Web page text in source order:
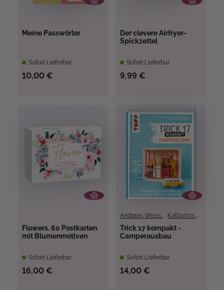
Meine Passwörter
Sofort Lieferbar
10,00 €
Der clevere Airfryer-
Spickzettel
Sofort Lieferbar
9,99 €
Flowers. 60 Postkarten
mit Blumenmotiven
Sofort Lieferbar
16,00 €
Andreas Weiss , Katharina Maloun
Trick 17 kompakt -
Camperausbau
Sofort Lieferbar
14,00 €